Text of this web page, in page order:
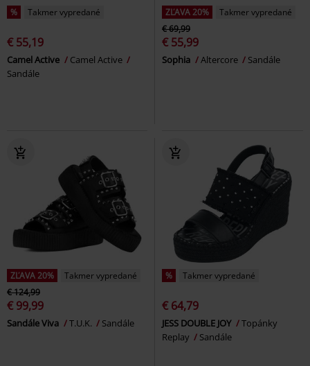
% Takmer vypredané
€ 55,19
Camel Active
Camel Active
Sandále
ZĽAVA 20%
Takmer vypredané
€ 69,99
€ 55,99
Sophia Altercore Sandále
ZĽAVA 20%
Takmer vypredané
€ 124,99
€ 99,99
Sandále Viva T.U.K. Sandále
% Takmer vypredané
€ 64,79
JESS DOUBLE JOY
Topánky
Replay
Sandále